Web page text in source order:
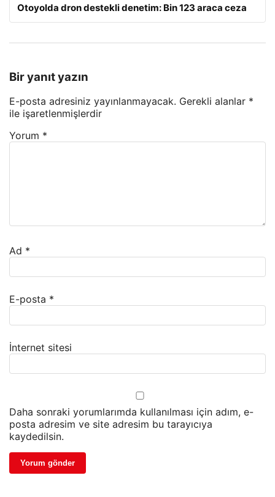
Otoyolda dron destekli denetim: Bin 123 araca ceza
Bir yanıt yazın
E-posta adresiniz yayınlanmayacak. Gerekli alanlar *
ile işaretlenmişlerdir
Yorum *
Ad *
E-posta *
İnternet sitesi
Daha sonraki yorumlarımda kullanılması için adım, e-
posta adresim ve site adresim bu tarayıcıya
kaydedilsin.